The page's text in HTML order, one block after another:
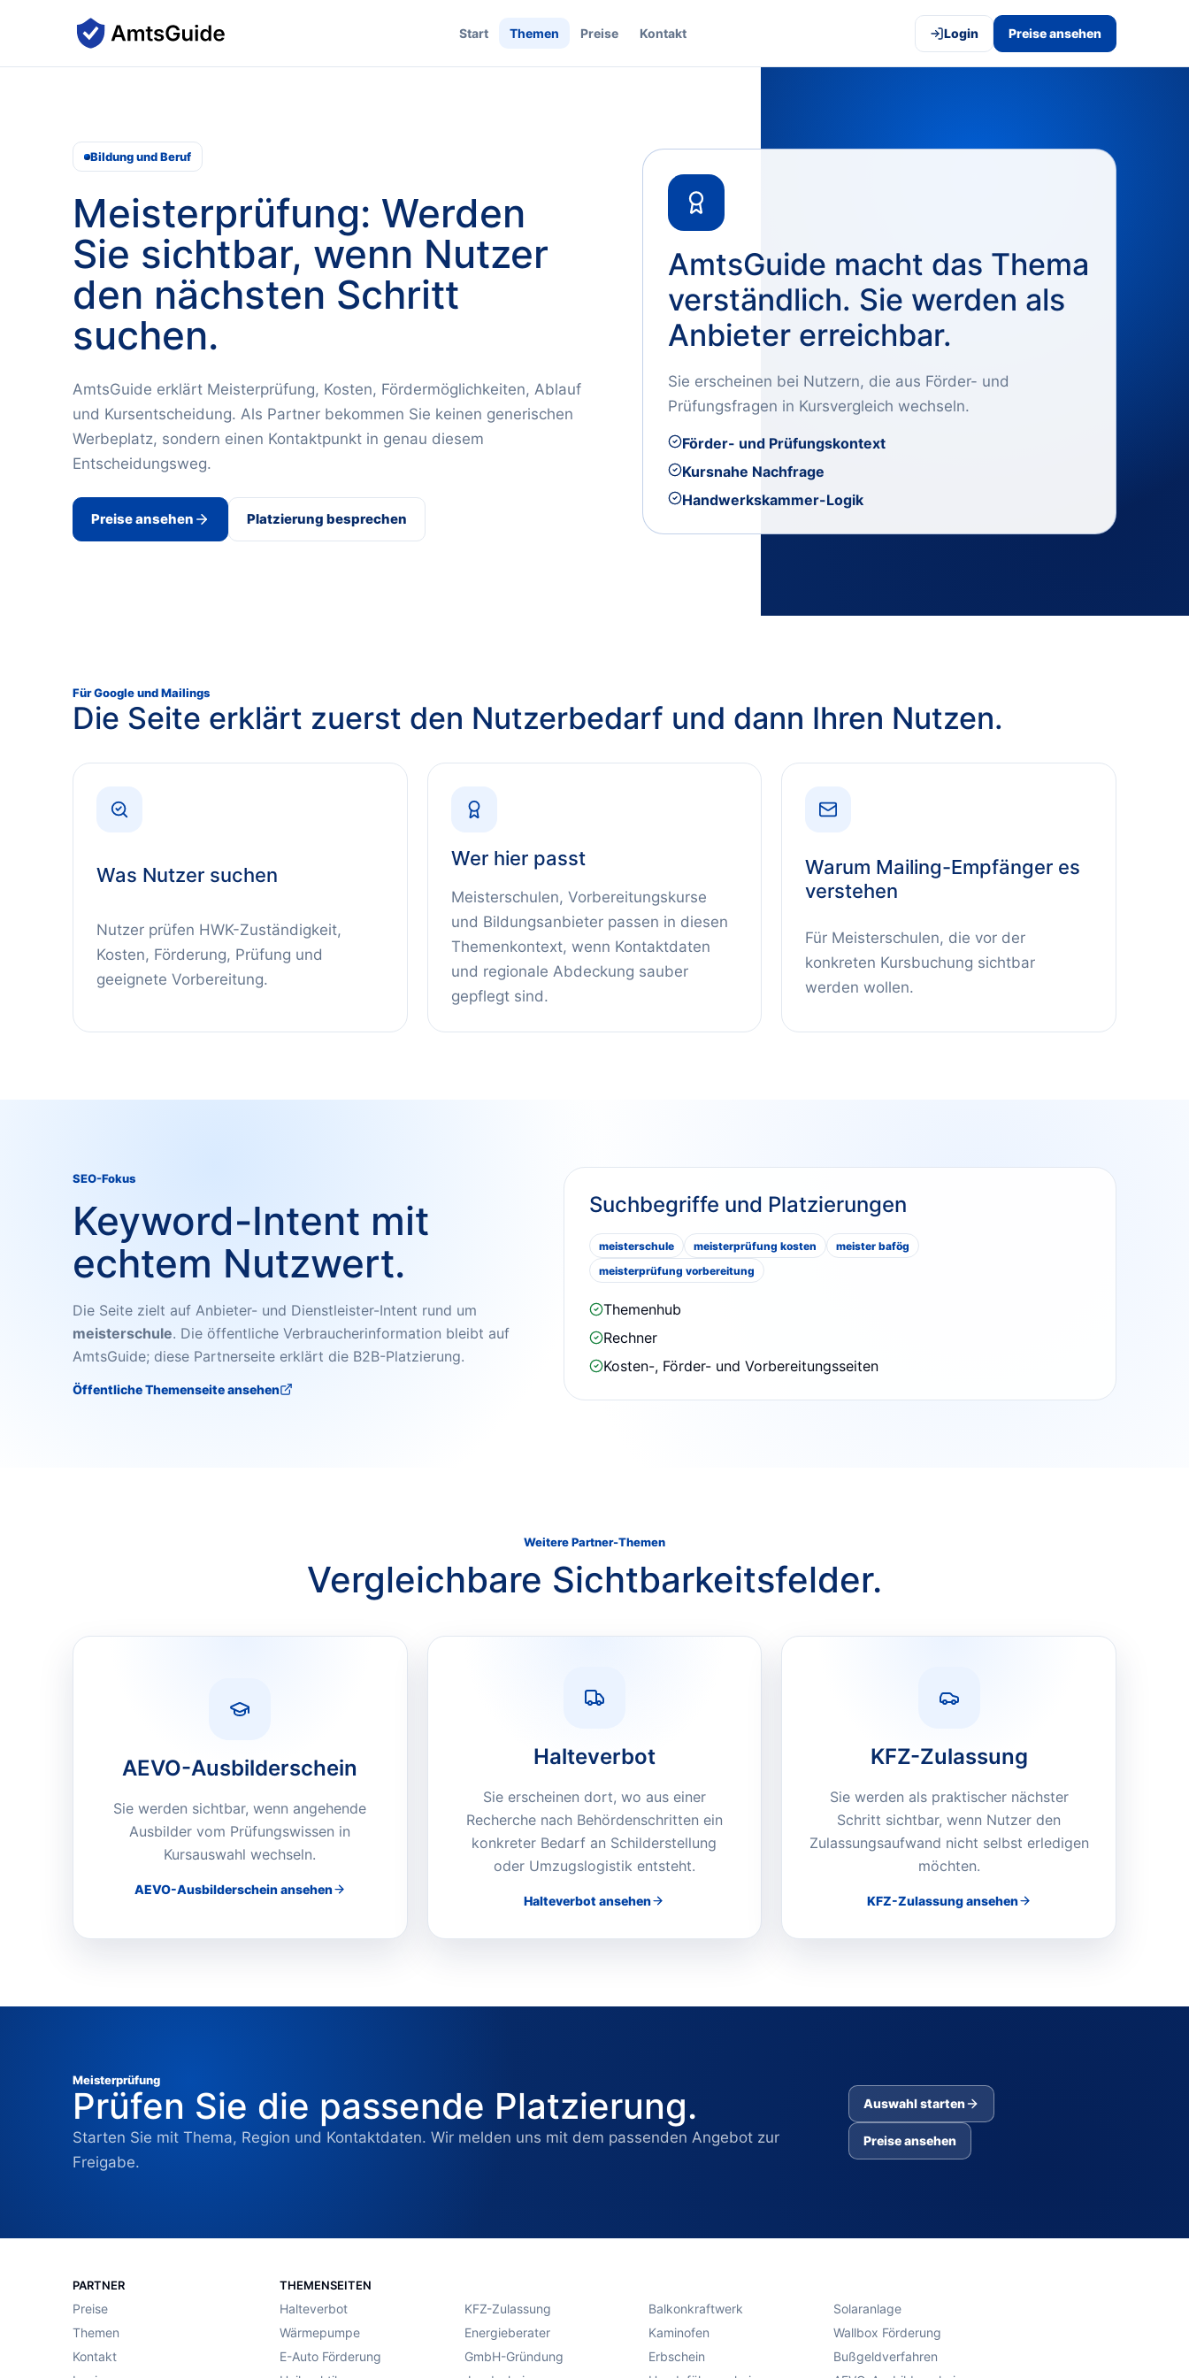
Start Themen Preise Kontakt Login Preise ansehen
Bildung und Beruf
Meisterprüfung: Werden
Sie sichtbar, wenn Nutzer
den nächsten Schritt
suchen.
AmtsGuide erklärt Meisterprüfung, Kosten, Fördermöglichkeiten, Ablauf
und Kursentscheidung. Als Partner bekommen Sie keinen generischen
Werbeplatz, sondern einen Kontaktpunkt in genau diesem
Entscheidungsweg.
Preise ansehen Platzierung besprechen
AmtsGuide macht das Thema
verständlich. Sie werden als
Anbieter erreichbar.
Sie erscheinen bei Nutzern, die aus Förder- und
Prüfungsfragen in Kursvergleich wechseln.
Förder- und Prüfungskontext
Kursnahe Nachfrage
Handwerkskammer-Logik
Für Google und Mailings
Die Seite erklärt zuerst den Nutzerbedarf und dann Ihren Nutzen.
Was Nutzer suchen
Nutzer prüfen HWK-Zuständigkeit,
Kosten, Förderung, Prüfung und
geeignete Vorbereitung.
Wer hier passt
Meisterschulen, Vorbereitungskurse
und Bildungsanbieterpassen in diesen
Themenkontext, wenn Kontaktdaten
und regionale Abdeckung sauber
gepflegt sind.
Warum Mailing-Empfänger es
verstehen
Für Meisterschulen, die vor der
konkreten Kursbuchung sichtbar
werden wollen.
SEO-Fokus
Keyword-Intent mit
echtem Nutzwert.
Die Seite zielt auf Anbieter- und Dienstleister-Intent rund um
meisterschule. Die öffentliche Verbraucherinformation bleibt auf
AmtsGuide; diese Partnerseite erklärt die B2B-Platzierung.
Öffentliche Themenseite ansehen
Suchbegriffe und Platzierungen
meisterschule meisterprüfung kosten
meister bafög
meisterprüfung vorbereitung
Themenhub
Rechner
Kosten-, Förder- und Vorbereitungsseiten
Weitere Partner-Themen
Vergleichbare Sichtbarkeitsfelder.
AEVO-Ausbilderschein
Sie werden sichtbar, wenn angehende
Ausbilder vom Prüfungswissen in
Kursauswahl wechseln.
AEVO-Ausbilderscheinansehen
Halteverbot
Sie erscheinen dort, wo aus einer
Recherche nach Behördenschritten ein
konkreter Bedarf an Schilderstellung
oder Umzugslogistik entsteht.
Halteverbot ansehen
KFZ-Zulassung
Sie werden als praktischer nächster
Schritt sichtbar, wenn Nutzer den
Zulassungsaufwand nicht selbst erledigen
möchten.
KFZ-Zulassungansehen
Meisterprüfung
Prüfen Sie die passende Platzierung.
Starten Sie mit Thema, Region und Kontaktdaten. Wir melden uns mit dem passenden Angebot zur
Freigabe.
Auswahl starten
Preise ansehen
PARTNER
Preise
Themen
Kontakt
THEMENSEITEN
Halteverbot KFZ-Zulassung Balkonkraftwerk
Solaranlage
Wärmepumpe
Energieberater Kaminofen
Wallbox Förderung
E-Auto Förderung
GmbH-Gründung Erbschein
Bußgeldverfahren